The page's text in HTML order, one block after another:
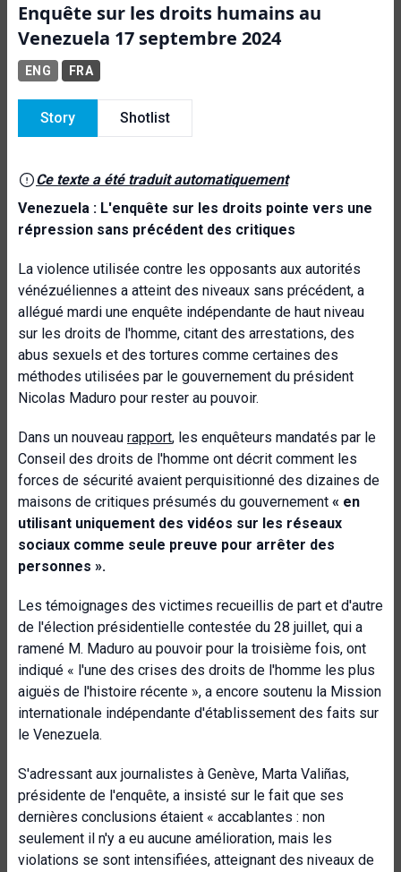
Enquête sur les droits humains au
Venezuela 17 septembre 2024
ENG FRA
Story Shotlist
Ce texte a été traduit automatiquement
Venezuela : L'enquête sur les droits pointe vers une
répression sans précédent des critiques
La violence utilisée contre les opposants aux autorités
vénézuéliennes a atteint des niveaux sans précédent, a
allégué mardi une enquête indépendante de haut niveau
sur les droits de l'homme, citant des arrestations, des
abus sexuels et des tortures comme certaines des
méthodes utilisées par le gouvernement du président
Nicolas Maduro pour rester au pouvoir.
Dans un nouveau rapport, les enquêteurs mandatés par le
Conseil des droits de l'homme ont décrit comment les
forces de sécurité avaient perquisitionné des dizaines de
maisons de critiques présumés du gouvernement « en
utilisant uniquement des vidéos sur les réseaux
sociaux comme seule preuve pour arrêter des
personnes ».
Les témoignages des victimes recueillis de part et d'autre
de l'élection présidentielle contestée du 28 juillet, qui a
ramené M. Maduro au pouvoir pour la troisième fois, ont
indiqué « l'une des crises des droits de l'homme les plus
aiguës de l'histoire récente », a encore soutenu la Mission
internationale indépendante d'établissement des faits sur
le Venezuela.
S'adressant aux journalistes à Genève, Marta Valiñas,
présidente de l'enquête, a insisté sur le fait que ses
dernières conclusions étaient « accablantes : non
seulement il n'y a eu aucune amélioration, mais les
violations se sont intensifiées, atteignant des niveaux de